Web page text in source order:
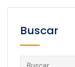
Buscar
Buscar: